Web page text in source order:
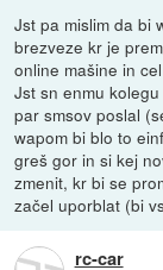
Jst pa mislim da bi
brezveze kr je
online mašine in
Jst sn enmu
par smsov poslal
wapom bi blo to
greš gor in si kej
zmenit, kr bi se
začel uporblat (bi
rc-car